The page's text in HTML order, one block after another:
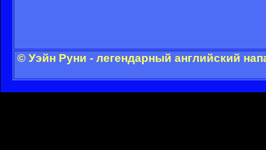
© Уэйн Руни - легендарный английский